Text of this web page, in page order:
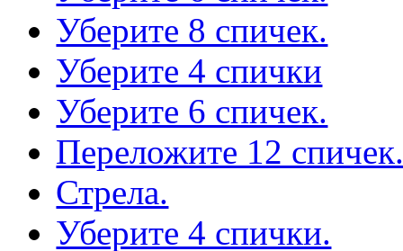
Уберите 8 спичек.
Уберите 4 спички
Уберите 6 спичек.
Переложите 12
Стрела.
Уберите 4 спички.